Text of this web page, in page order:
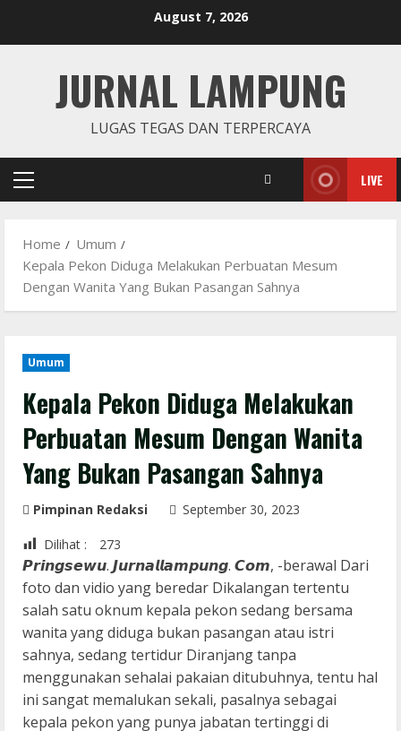
August 7, 2026
JURNAL LAMPUNG
LUGAS TEGAS DAN TERPERCAYA
Primary
LIVE
Home
Umum
Kepala Pekon Diduga Melakukan Perbuatan Mesum
Dengan Wanita Yang Bukan Pasangan Sahnya
Umum
Kepala Pekon Diduga Melakukan
Perbuatan Mesum Dengan Wanita
Yang Bukan Pasangan Sahnya
Pimpinan Redaksi September 30, 2023
Dilihat : 273
𝙋𝙧𝙞𝙣𝙜𝙨𝙚𝙬𝙪. 𝙅𝙪𝙧𝙣𝙖𝙡𝙡𝙖𝙢𝙥𝙪𝙣𝙜. 𝘾𝙤𝙢, -berawal Dari
foto dan vidio yang beredar Dikalangan tertentu
salah satu oknum kepala pekon sedang bersama
wanita yang diduga bukan pasangan atau istri
sahnya, sedang tertidur Diranjang tanpa
menggunakan sehalai pakaian ditubuhnya, tentu hal
ini sangat memalukan sekali, pasalnya sebagai
kepala pekon yang punya jabatan tertinggi di